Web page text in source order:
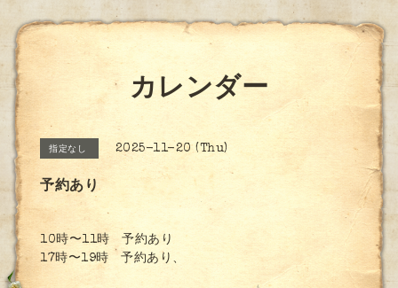
カレンダー
指定なし 2025-11-20 (Thu)
予約あり
10時〜11時 予約あり
17時〜19時 予約あり、